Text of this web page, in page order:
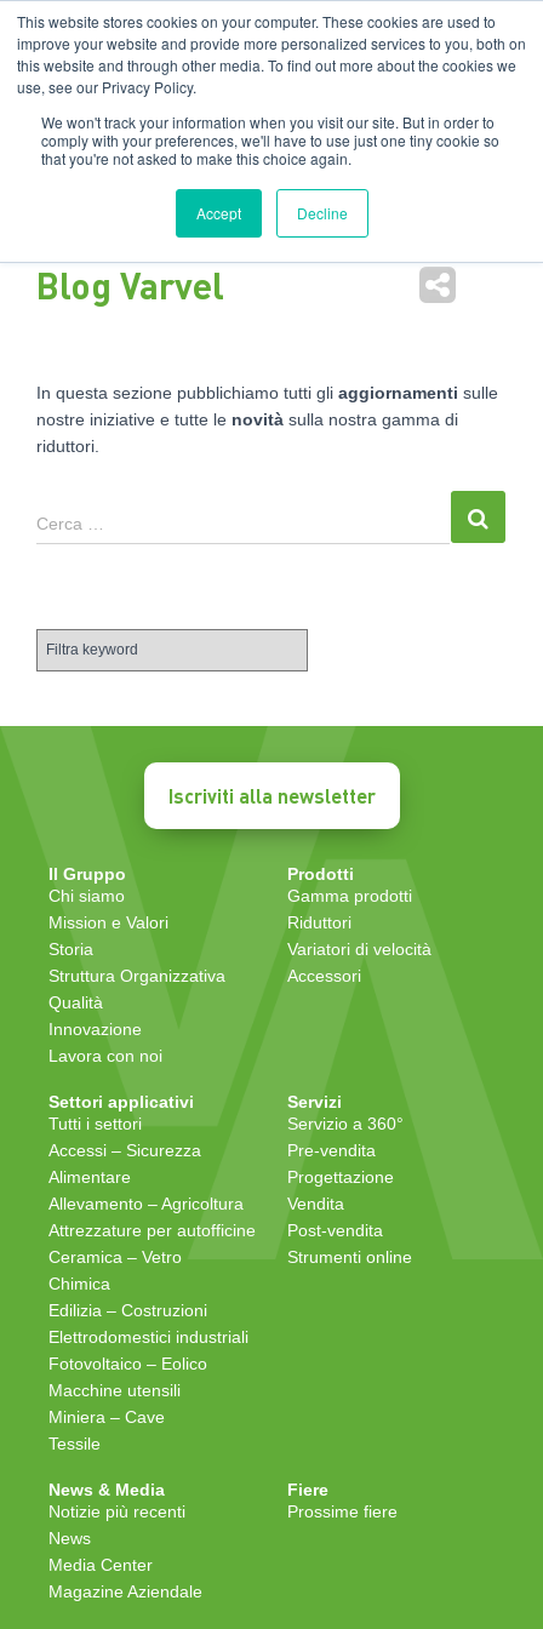
This website stores cookies on your computer. These cookies are used to
improve your website and provide more personalized services to you, both on
this website and through other media. To find out more about the cookies we
use, see our Privacy Policy.
We won't track your information when you visit our site. But in order to
comply with your preferences, we'll have to use just one tiny cookie so
that you're not asked to make this choice again.
Accept Decline
Filiali: India USA EN IT
Blog Varvel
In questa sezione pubblichiamo tutti gli aggiornamenti sulle
nostre iniziative e tutte le novità sulla nostra gamma di
riduttori.
Cerca …
Iscriviti alla newsletter
Il Gruppo
Chi siamo
Mission e Valori
Storia
Struttura Organizzativa
Qualità
Innovazione
Lavora con noi
Prodotti
Gamma prodotti
Riduttori
Variatori di velocità
Accessori
Settori applicativi
Tutti i settori
Accessi – Sicurezza
Alimentare
Allevamento – Agricoltura
Attrezzature per autofficine
Ceramica – Vetro
Chimica
Edilizia – Costruzioni
Elettrodomestici industriali
Fotovoltaico – Eolico
Macchine utensili
Miniera – Cave
Tessile
Servizi
Servizio a 360°
Pre-vendita
Progettazione
Vendita
Post-vendita
Strumenti online
News & Media
Notizie più recenti
News
Media Center
Magazine Aziendale
Fiere
Prossime fiere